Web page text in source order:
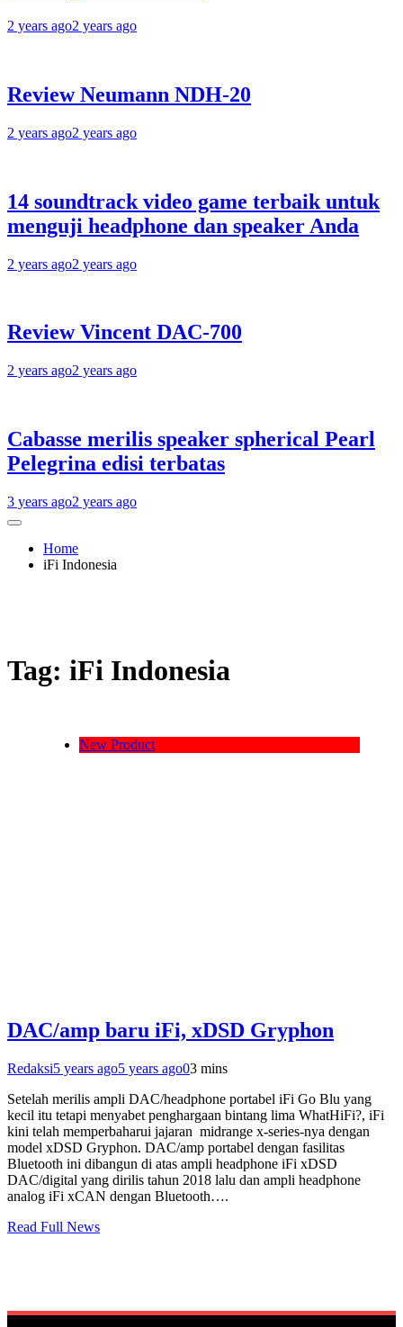
2 years ago2 years ago
Review Neumann NDH-20
2 years ago2 years ago
14 soundtrack video game terbaik untuk
menguji headphone dan speaker Anda
2 years ago2 years ago
Review Vincent DAC-700
2 years ago2 years ago
Cabasse merilis speaker spherical Pearl
Pelegrina edisi terbatas
3 years ago2 years ago
Home
iFi Indonesia
Tag: iFi Indonesia
New Product
DAC/amp baru iFi, xDSD Gryphon
Redaksi5 years ago5 years ago03 mins
Setelah merilis ampli DAC/headphone portabel iFi Go Blu yang
kecil itu tetapi menyabet penghargaan bintang lima WhatHiFi?, iFi
kini telah memperbaharui jajaran midrange x-series-nya dengan
model xDSD Gryphon. DAC/amp portabel dengan fasilitas
Bluetooth ini dibangun di atas ampli headphone iFi xDSD
DAC/digital yang dirilis tahun 2018 lalu dan ampli headphone
analog iFi xCAN dengan Bluetooth….
Read Full News